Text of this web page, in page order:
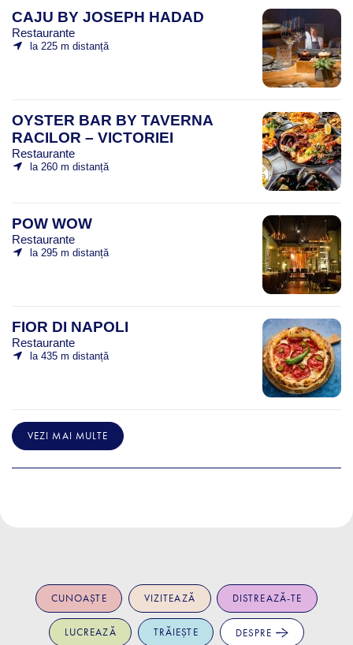
CAJU BY JOSEPH HADAD
Restaurante
la 225 m distanță
OYSTER BAR BY TAVERNA
RACILOR – VICTORIEI
Restaurante
la 260 m distanță
POW WOW
Restaurante
la 295 m distanță
FIOR DI NAPOLI
Restaurante
la 435 m distanță
VEZI MAI MULTE
CUNOAȘTE VIZITEAZĂ DISTREAZĂ-TE
LUCREAZĂ TRĂIEȘTE DESPRE